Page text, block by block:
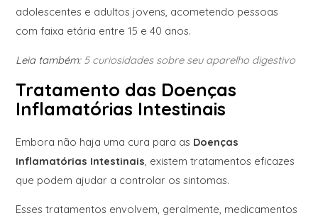
adolescentes e adultos jovens, acometendo pessoas
com faixa etária entre 15 e 40 anos.
Leia também: 5 curiosidades sobre seu aparelho digestivo
Tratamento das Doenças
Inflamatórias Intestinais
Embora não haja uma cura para as Doenças
Inflamatórias Intestinais , existem tratamentos eficazes
que podem ajudar a controlar os sintomas.
Esses tratamentos envolvem, geralmente, medicamentos